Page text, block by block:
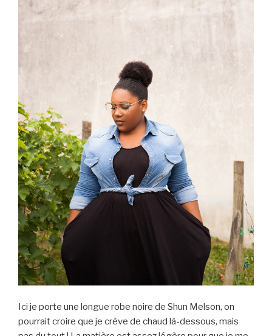
Ici je porte une longue robe noire de Shun Melson, on
pourrait croire que je crève de chaud là-dessous, mais